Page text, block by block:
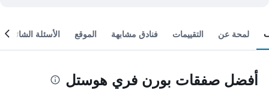
لمحة عن التقييمات فنادق مشابهة الموقع الأسئلة الشائعة
أفضل صفقات بورن فري هوستل